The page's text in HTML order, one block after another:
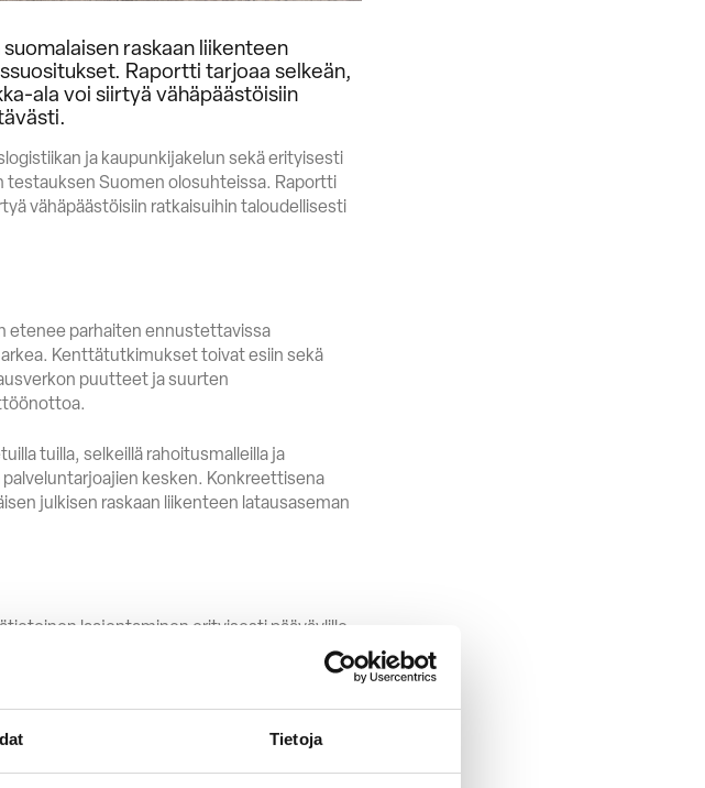
Tietoja
raskaan liikenteen
Raportti tarjoaa selkeän,
ala voi siirtyä vähäpäästöisiin
ja kaupunkijakelun sekä erityisesti
Suomen olosuhteissa. Raportti
vähäpäästöisiin ratkaisuihin taloudellisesti
etenee parhaiten ennustettavissa
Kenttätutkimukset toivat esiin sekä
puutteet ja suurten
tuilla, selkeillä rahoitusmalleilla ja
kesken. Konkreettisena
julkisen raskaan liikenteen latausaseman
laajentaminen erityisesti pääväylille
verkko edellyttää ennakoivaa
jotka pienentävät investointitarvetta ja
Raportit arvioivat, että kun infra,